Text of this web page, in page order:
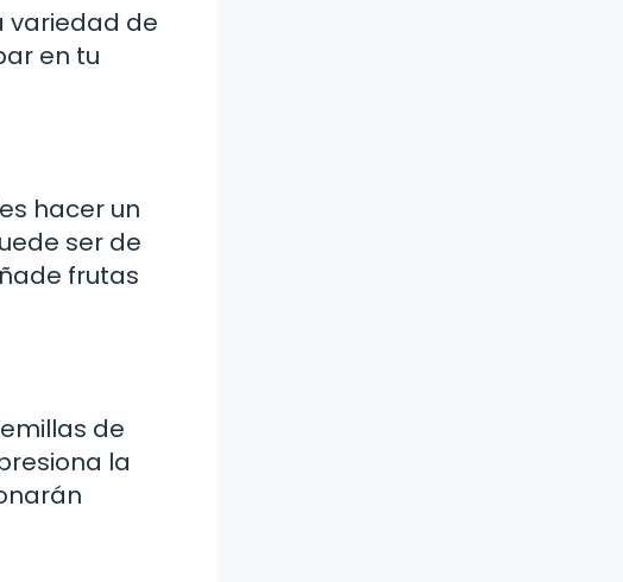
variedad de
en tu
hacer un
ser de
frutas
de
la